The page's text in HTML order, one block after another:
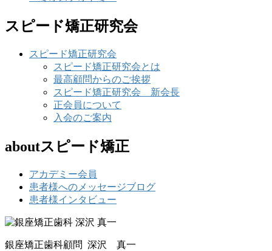
スピード矯正研究会
スピード矯正研究会
スピード矯正研究会とは
最高顧問からのご挨拶
スピード矯正研究会 新会長
正会員について
入会のご案内
aboutスピード矯正
アカデミー会員
患者様へのメッセージブログ
患者様インタビュー
銀座矯正歯科顧問 深沢 真一